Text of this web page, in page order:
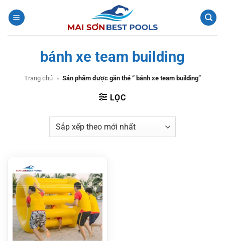
qua
bánh xe team building
Trang chủ » Sản phẩm được gắn thẻ “ bánh xe team building”
LỌC